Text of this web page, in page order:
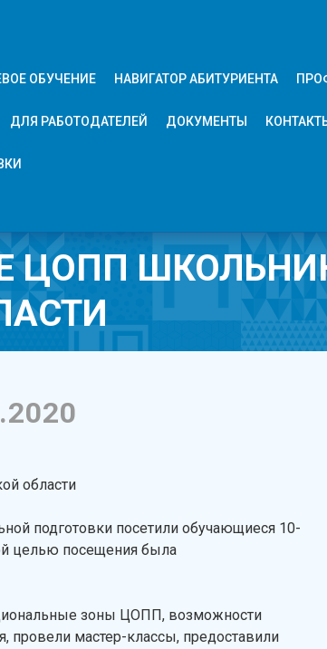
ОБУЧЕНИЕ НАВИГАТОР АБИТУРИЕНТА
ДЛЯ РАБОТОДАТЕЛЕЙ ДОКУМЕНТЫ
ЦОПП
области
подготовки посетили обучающиеся 10-
целью посещения была
зоны ЦОПП, возможности
мастер-классы, предоставили